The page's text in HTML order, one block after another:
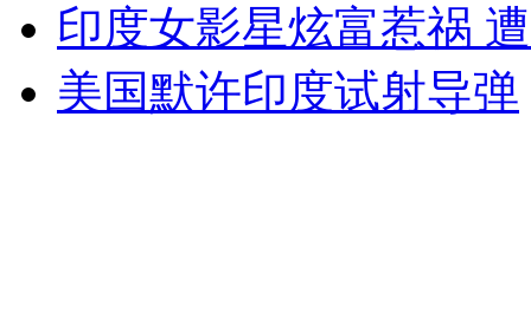
外交部：反对强权政治霸凌主义
外交部：有关国家言论片面不公正
印度女影星炫富惹祸
美国默许印度试射导弹